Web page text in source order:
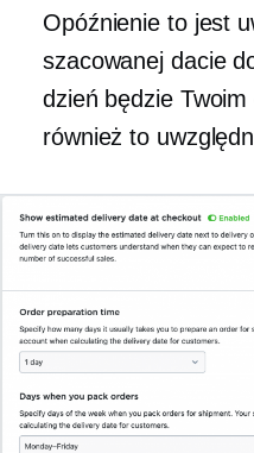
Opóźnienie to jest
szacowanej dacie
dzień będzie
również to